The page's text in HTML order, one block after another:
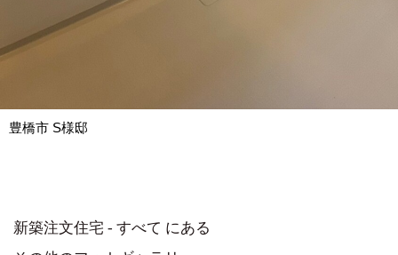
豊橋市 S様邸
新築注文住宅 - すべて にある